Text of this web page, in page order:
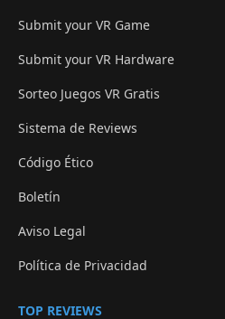
Submit your VR Game
Submit your VR Hardware
Sorteo Juegos VR Gratis
Sistema de Reviews
Código Ético
Boletín
Aviso Legal
Política de Privacidad
TOP REVIEWS